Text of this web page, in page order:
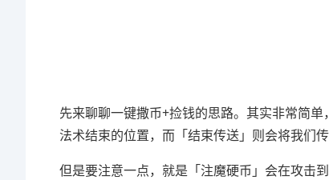
先来聊聊一键撒币+捡钱的思路。其实非常简
法术结束的位置，而「结束传送」则会将我们
但是要注意一点，就是「注魔硬币」会在攻击